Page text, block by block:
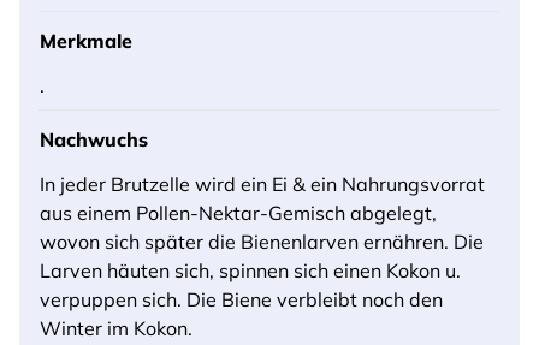
Merkmale
.
Nachwuchs
In jeder Brutzelle wird ein Ei & ein Nahrungsvorrat
aus einem Pollen-Nektar-Gemisch abgelegt,
wovon sich später die Bienenlarven ernähren. Die
Larven häuten sich, spinnen sich einen Kokon u.
verpuppen sich. Die Biene verbleibt noch den
Winter im Kokon.